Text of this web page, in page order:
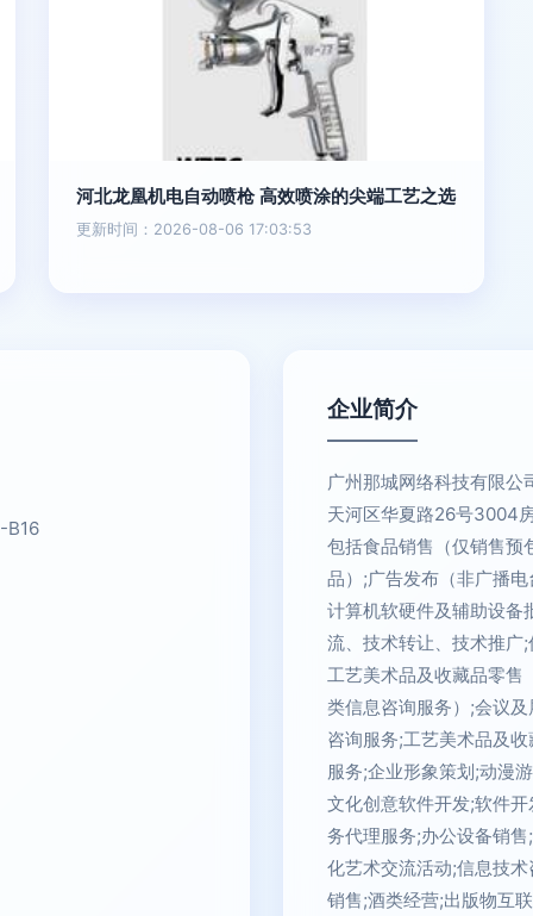
河北龙凰机电自动喷枪 高效喷涂的尖端工艺之选
更新时间：2026-08-06 17:03:53
B16
企业简介
广州那城网络科技有限
天河区华夏路26号3004
包括食品销售（仅销售预
品）;广告发布（非广播
计算机软硬件及辅助设备
流、技术转让、技术推广
工艺美术品及收藏品零售
类信息咨询服务）;会议
咨询服务;工艺美术品及
服务;企业形象策划;动漫
文化创意软件开发;软件
务代理服务;办公设备销
化艺术交流活动;信息技
销售;酒类经营;出版物互